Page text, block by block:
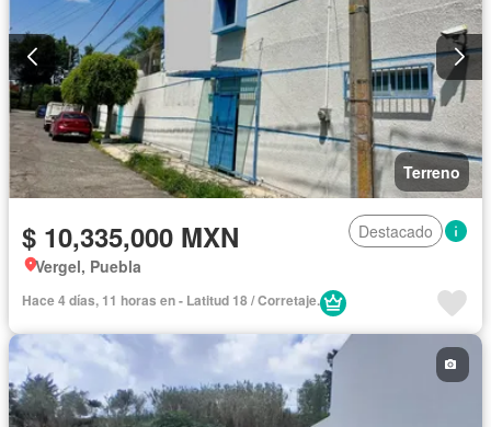
Terreno
$ 10,335,000 MXN
Destacado
Vergel, Puebla
Hace 4 días, 11 horas en - Latitud 18 / Corretaje.